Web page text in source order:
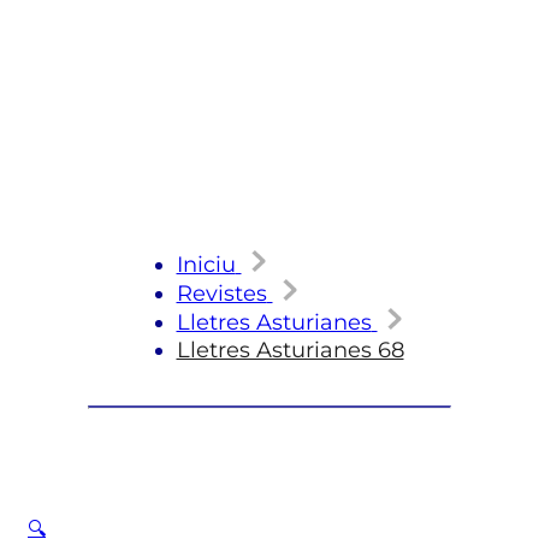
Iniciu
Revistes
Lletres Asturianes
Lletres Asturianes 68
🔍